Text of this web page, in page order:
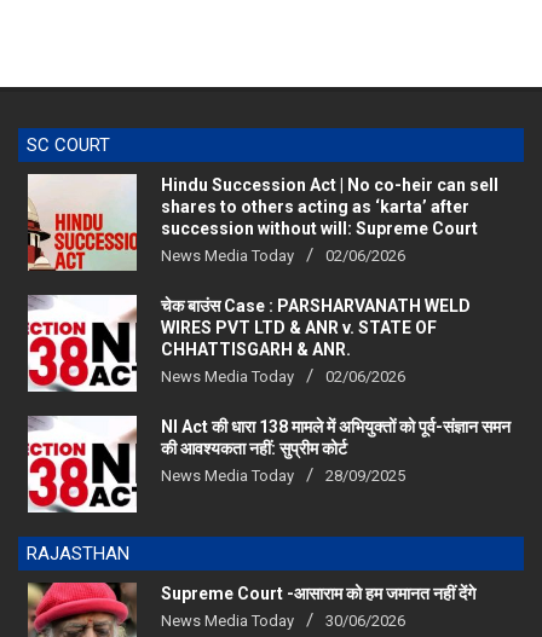
shares to others acting as ‘karta’ after
succession without will: Supreme Court
News Media Today 02/06/2026
WIRES PVT LTD & ANR v. STATE OF
CHHATTISGARH & ANR.
News Media Today 02/06/2026
की आवश्यकता नहीं: सुप्रीम कोर्ट
News Media Today 28/09/2025
News Media Today 30/06/2026